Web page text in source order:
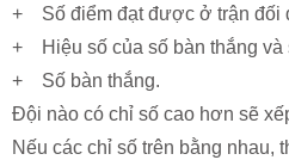
+ Số điểm đạt được ở trận đối
+ Hiệu số của số bàn thắng và
+ Số bàn thắng.
Đội nào có chỉ số cao hơn sẽ
Nếu các chỉ số trên bằng nhau,